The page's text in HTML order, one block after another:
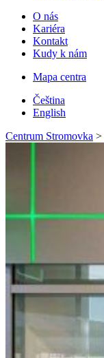
O nás
Kariéra
Kontakt
Kudy k nám
Mapa centra
Čeština
English
Centrum Stromovka >